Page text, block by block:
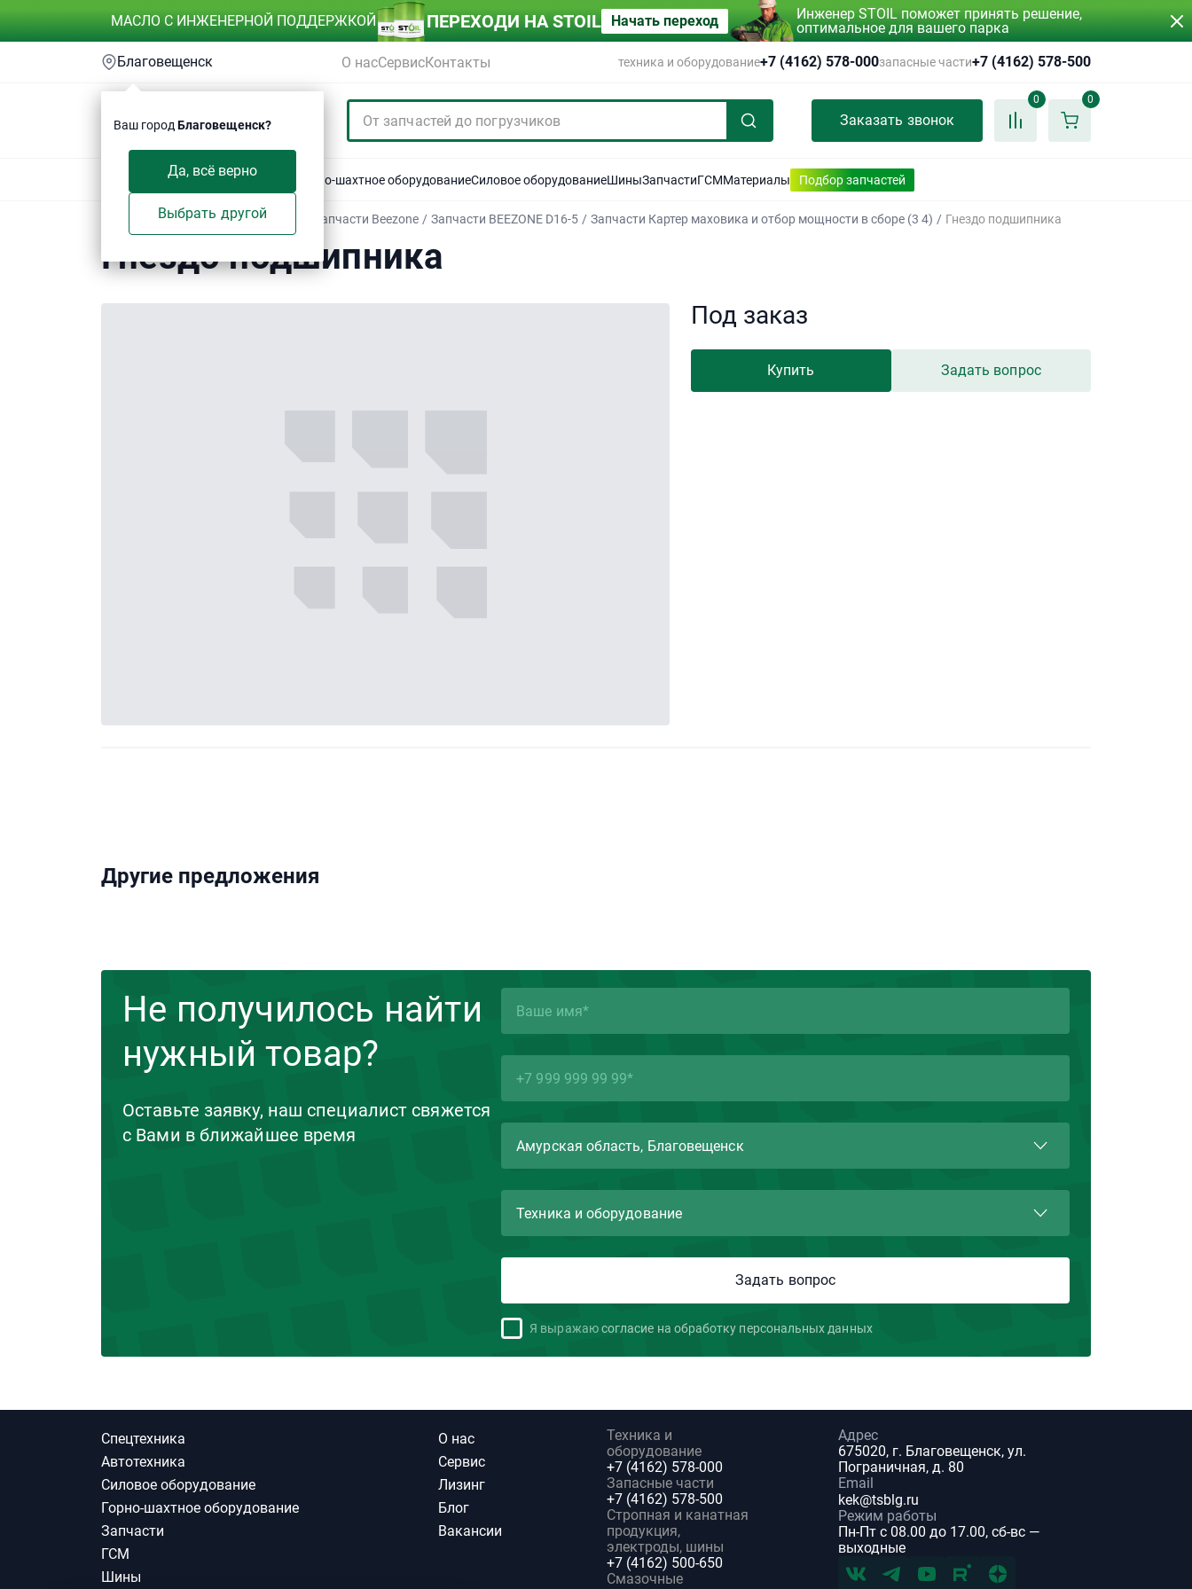
МАСЛО С ИНЖЕНЕРНОЙ ПОДДЕРЖКОЙ ПЕРЕХОДИ НА STOIL Начать переход
Инженер STOIL поможет принять решение,
оптимальное для вашего парка
Благовещенск
Ваш город Благовещенск?
Да, всё верно
Выбрать другой
О насСервисКонтакты техника и оборудование+7 (4162) 578-000запасные части+7 (4162) 578-500
Заказать звонок
0 0
СпецтехникаАвтотехника Горно-шахтное оборудованиеСиловое оборудованиеШиныЗапчастиГСММатериалы Подбор запчастей
Техсервис / Электронный каталог Запчасти Beezone / Запчасти BEEZONE D16-5 / Запчасти Картер маховика и отбор мощности в сборе (3 4) / Гнездо подшипника
Гнездо подшипника
Под заказ
Купить Задать вопрос
Другие предложения
Не получилось найти
нужный товар?
Оставьте заявку, наш специалист свяжется
с Вами в ближайшее время
Я выражаюсогласие на обработку персональных данных
Спецтехника
Автотехника
Силовое оборудование
Горно-шахтное оборудование
Запчасти
ГСМ
Шины
О нас
Сервис
Лизинг
Блог
Вакансии
Техника и
оборудование
+7 (4162) 578-000
Запасные части
+7 (4162) 578-500
Стропная и канатная
продукция,
электроды, шины
+7 (4162) 500-650
Смазочные
Адрес
675020, г. Благовещенск, ул.
Пограничная, д. 80
Email
kek@tsblg.ru
Режим работы
Пн-Пт с 08.00 до 17.00, сб-вс —
выходные